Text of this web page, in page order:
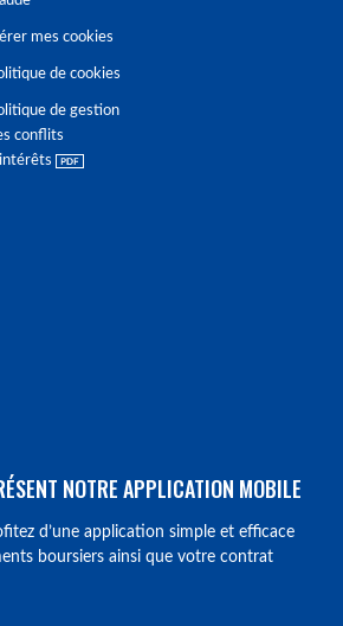
mes cookies
de cookies
de gestion
conflits
NOTRE APPLICATION MOBILE
d’une application simple et efficace
boursiers ainsi que votre contrat